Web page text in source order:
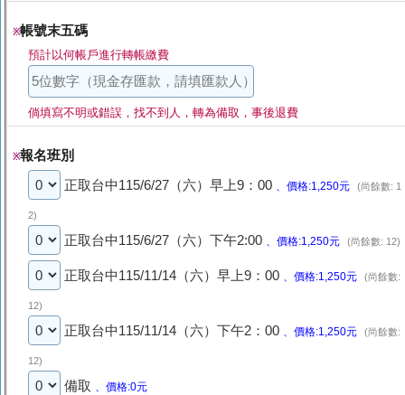
※帳號末五碼
預計以何帳戶進行轉帳繳費
倘填寫不明或錯誤，找不到人，轉為備取，事後退費
※報名班別
正取台中115/6/27（六）早上9：00 、價格:1,250元 (尚餘數: 1
2)
正取台中115/6/27（六）下午2:00 、價格:1,250元 (尚餘數: 12)
正取台中115/11/14（六）早上9：00 、價格:1,250元 (尚餘數:
12)
正取台中115/11/14（六）下午2：00 、價格:1,250元 (尚餘數:
12)
備取 、價格:0元